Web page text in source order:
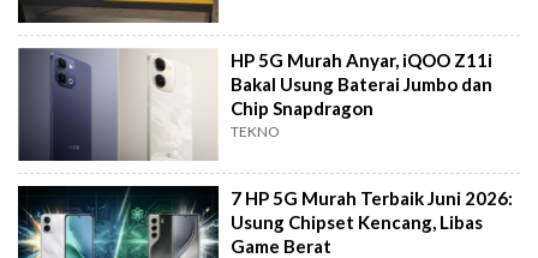
HP 5G Murah Anyar, iQOO Z11i
Bakal Usung Baterai Jumbo dan
Chip Snapdragon
TEKNO
7 HP 5G Murah Terbaik Juni 2026:
Usung Chipset Kencang, Libas
Game Berat